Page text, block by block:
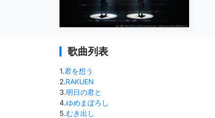
歌曲列表
1.君を想う
2.RAKUEN
3.明日の君と
4.ゆめまぼろし
5.むき出し